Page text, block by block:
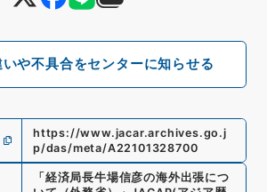
や不具合をセンターに知らせる
https://www.jacar.archives.go.j
p/das/meta/A22101328700
「 経済局長牛場信彦の海外出張につ